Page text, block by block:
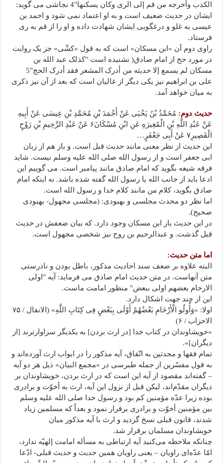
الکذب وأخرجه من قم إلى الری وکان یسکنها"4 نجاشی می گوید:
ایشان در حدیث ضعیف است و به او اعتماد نمی شود و احمد بن
عیسی به غلو و درغگویی ایشان شهادت داده و او را از قم به ری
فرستاد.
راوی دوم آن «ابن مسکان» است که به قول «کشّی» جز یک روایت
در مورد حج از امام صادق( نشنیده است "کذلک عبد الله بن
مسکان لم یسمع إلا حدیثه من أدرک المشعر فقد أدرک الحج"5
علی بن ابراهیم نیز یکی دیگر از غالیان است که بعد از آن نیز ذکری
به میان خواهد آمد.
حدیث دوم: مُحَمَّدُ بْنُ یَحْیَى عَنْ أَحْمَدَ بْنِ مُحَمَّدِ بْنِ عِیسَى عَنْ أَبِیهِ
عَنْ عَبْدِ اللَّهِ بْنِ الْمُغِیرَهِ عَنِ ابْنِ مُسْکَانَ۶ عَنْ عَبْدِ الرَّحِیمِ بْنِ رَوْحٍ
الْقَصِیرِ۷ عَنْ أَبِی جَعْفَرٍ…
این حدیث از نظر معنی مانند حدیث قبل است. و باز هم از زبان
ابی جعفر است و از رسول الله صلی الله علیه وسلم نیست. شاید
فرقه شیعه بگوید که امام صادق مانند پیامبر است. می گوییم این
ادعا باید از جانب الله یا رسول الله گفته شده باشد. نه اینکه امام
صادق بگوید، کلام من مانند کلام خدا و رسول الله است.
اما نظر دو محدث مجلسی و بهبودی: (مجلسی مجهول- بهبودی
صحیح).
در این حدیث باز ابن مسکان وجود دارد. که بیان ضعفش در حدیث
قبل گذشت. و عبدالرحیم بن روح نیز شخصی مجهول است.
اما متن حدیث:
البته علاوه بر ضعف سند احادیث مذکور، باطل بودن و نادرستی
متن آنهاست. در متن حدیث امام صادق می فرماید: آیه "اولی
الارحام بعضهم اولی ببعض" منظور امامت ماست.
این از چند جهت اشکال دارد.
اولا: «وَأُولُو الْأَرْحَامِ بَعْضُهُمْ أَوْلَى بِبَعْضٍ فِی کِتَابِ اللَّهِ» (الانفال / ۷۵
الاحزاب / ۶)
«خویشاوندان در کتاب خدا [در ارث بردن] به یکدیگر سزاوارترند [از
دیگران]».
تمام فقها و محدثین به اتّفاق، آیه مذکور را در ابواب ارث آورده‌اند و
به قول مفسّرین از جمله طبرسی در «مجمع البیان» ذیل هر دو آیه
– گفته‌اند مقصود از آیه این است که در ارث بردن، خویشاوندان بر
دیگران مقدّم‌اند، لیکن قبل از نزول این آیه، ارث به أخوّت و برادری
بوده زیرا عدّه مؤمنین کم بود و رسول خدا صلی الله علیه وسلم
بین مؤمنین أخوّت و برادری برقرار نمود و بعداً که مسلمین زیاد
شدند، قانون قبلی نسخ گردید و ارث با آیه مذکور میان
خویشاوندان مسلمان برقرار شد.
چنانکه ملاحظه می‌کنید آیه ارتباطی به مسأله امامت إلهیّه ندارد،
امّا عدّه‌ای راویان – یعنی راویان همین حدیث و حدیث قبلی- ادّعا